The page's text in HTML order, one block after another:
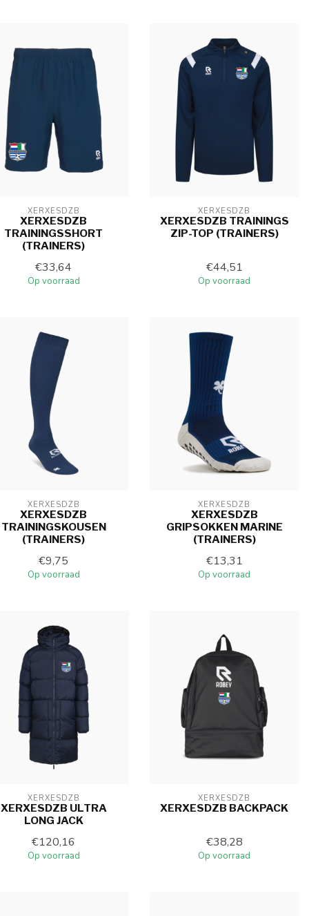
XERXESDZB
XERXESDZB
TRAININGSSHORT
(TRAINERS)
€33,64
Op voorraad
XERXESDZB
XERXESDZB TRAININGS
ZIP-TOP (TRAINERS)
€44,51
Op voorraad
XERXESDZB
XERXESDZB
TRAININGSKOUSEN
(TRAINERS)
€9,75
Op voorraad
XERXESDZB
XERXESDZB
GRIPSOKKEN MARINE
(TRAINERS)
€13,31
Op voorraad
XERXESDZB
XERXESDZB ULTRA
LONG JACK
€120,16
Op voorraad
XERXESDZB
XERXESDZB BACKPACK
€38,28
Op voorraad